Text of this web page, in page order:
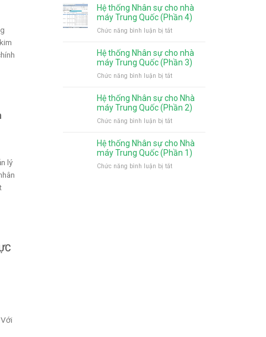
lý
là
gì?
mà
khách
hàng
nhiều
nhất
pháp
phần
quản
suất
ăn
cho
máy
Nhật
Hệ thống Nhân sự cho nhà
máy Trung Quốc (Phần 4)
Chức năng bình luận bị tắtở
thống
Nhân
cho
máy
Trung
Quốc
4)
Hệ thống Nhân sự cho nhà
máy Trung Quốc (Phần 3)
Chức năng bình luận bị tắtở
thống
Nhân
cho
máy
Trung
Quốc
Hệ thống Nhân sự cho Nhà
máy Trung Quốc (Phần 2)
Chức năng bình luận bị tắtở
thống
Nhân
cho
Hệ thống Nhân sự cho Nhà
máy Trung Quốc (Phần 1)
Chức năng bình luận bị tắtở